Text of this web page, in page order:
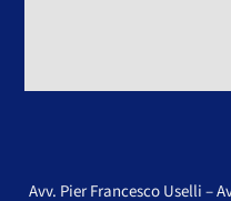
Avv. Pier Francesco Uselli –